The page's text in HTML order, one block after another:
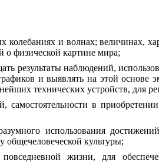
и волнах; величинах,
о физической картине мира;
результаты наблюдений,
и выявлять на этой основе
технических устройств, для
самостоятельности в
использования
общечеловеческой культуры;
жизни, для